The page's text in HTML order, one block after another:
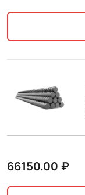
66150.00 ₽